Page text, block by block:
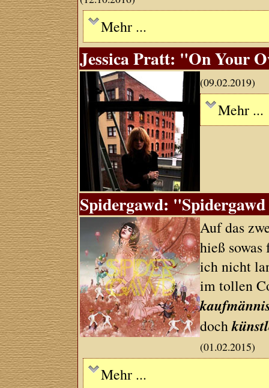
Mehr ...
Jessica Pratt: "On Your
(09.02.2019)
Mehr ...
Spidergawd:
Auf das
hieß
ich nicht
im tollen
doch
(01.02.2015)
Mehr ...